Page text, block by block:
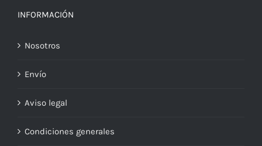
INFORMACIÓN
Nosotros
Envío
Aviso legal
Condiciones generales